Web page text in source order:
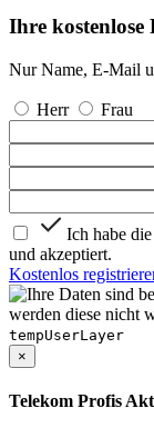
Ihre kostenlose
Nur Name, E-Mail
Herr
Frau
Ich habe die
und akzeptiert.
Kostenlos
werden diese nicht
tempUserLayer
×
Telekom Profis